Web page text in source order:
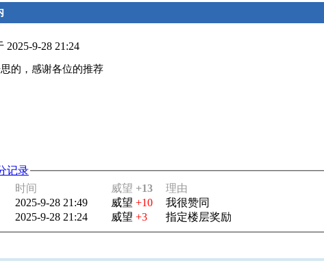
2025-9-28 21:24
的，感谢各位的推荐
记录
时间 威望 +13
理由
2025-9-28 21:49 威望 +10
我很赞同
2025-9-28 21:24 威望 +3 指定楼层奖励